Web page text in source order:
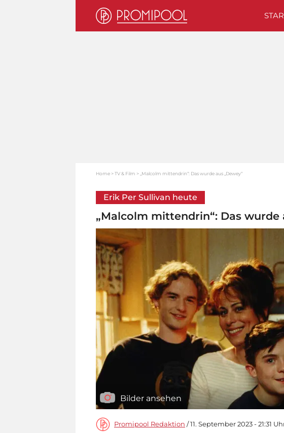
Home TV & Film „Malcolm mittendrin“: Das wurde aus „Dewey“
Erik Per Sullivan heute
„Malcolm mittendrin“: Das wurde
Bilder ansehen
Promipool Redaktion / 11. September 2023 - 21:31